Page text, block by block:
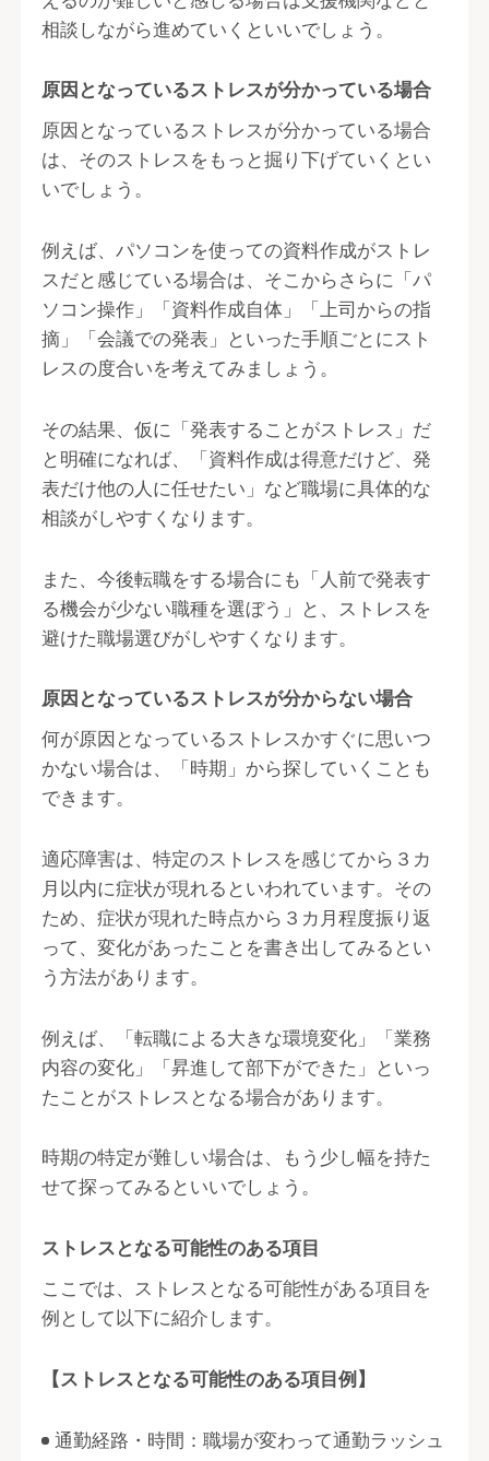
相談しながら進めていくといいでしょう。
原因となっているストレスが分かっている場合
原因となっているストレスが分かっている場合
は、そのストレスをもっと掘り下げていくとい
いでしょう。
例えば、パソコンを使っての資料作成がストレ
スだと感じている場合は、そこからさらに「パ
ソコン操作」「資料作成自体」「上司からの指
摘」「会議での発表」といった手順ごとにスト
レスの度合いを考えてみましょう。
その結果、仮に「発表することがストレス」だ
と明確になれば、「資料作成は得意だけど、発
表だけ他の人に任せたい」など職場に具体的な
相談がしやすくなります。
また、今後転職をする場合にも「人前で発表す
る機会が少ない職種を選ぼう」と、ストレスを
避けた職場選びがしやすくなります。
原因となっているストレスが分からない場合
何が原因となっているストレスかすぐに思いつ
かない場合は、「時期」から探していくことも
できます。
適応障害は、特定のストレスを感じてから３カ
月以内に症状が現れるといわれています。その
ため、症状が現れた時点から３カ月程度振り返
って、変化があったことを書き出してみるとい
う方法があります。
例えば、「転職による大きな環境変化」「業務
内容の変化」「昇進して部下ができた」といっ
たことがストレスとなる場合があります。
時期の特定が難しい場合は、もう少し幅を持た
せて探ってみるといいでしょう。
ストレスとなる可能性のある項目
ここでは、ストレスとなる可能性がある項目を
例として以下に紹介します。
【ストレスとなる可能性のある項目例】
通勤経路・時間：職場が変わって通勤ラッシュ